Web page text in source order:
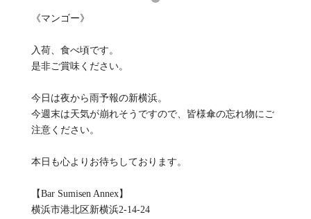
《マンゴー》
入荷、食べ頃です。
是非ご賞味ください。
今日は夜から雨予報の新横浜。
今週末は天気が崩れそうですので、皆様傘の忘れ物にご
注意ください。
本日も心よりお待ちしております。
【Bar Sumisen Annex】
横浜市港北区新横浜2-14-24